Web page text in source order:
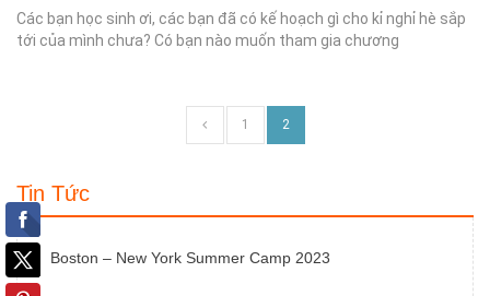
Các bạn học sinh ơi, các bạn đã có kế hoạch gì cho kỉ nghỉ hè sắp
tới của mình chưa? Có bạn nào muốn tham gia chương
1 2
Tin Tức
Boston – New York Summer Camp 2023